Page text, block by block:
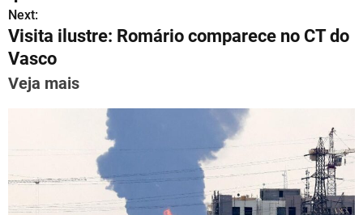
p
p
m o
n
s
t
n
i
Next:
Visita ilustre: Romário comparece no CT do
Vasco
Veja mais